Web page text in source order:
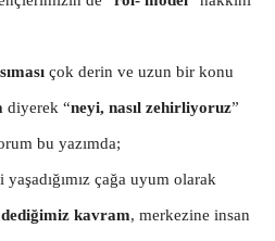
çok derin ve uzun bir konu
diyerek “neyi, nasıl zehirliyoruz”
bu yazımda;
çağa uyum olarak
kavram, merkezine insan